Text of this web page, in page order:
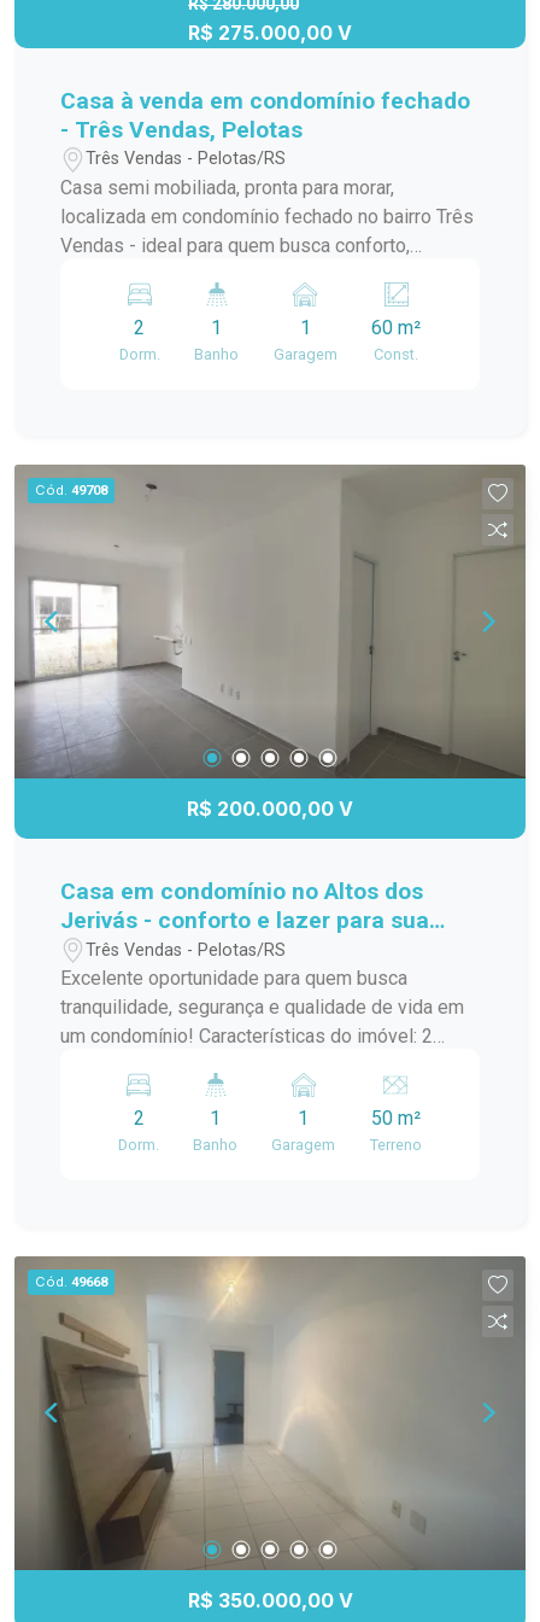
R$ 275.000,00 V
Casa à venda em condomínio fechado
- Três Vendas, Pelotas
Três Vendas - Pelotas/RS
Casa semi mobiliada, pronta para morar,
localizada em condomínio fechado no bairro Três
Vendas - ideal para quem busca conforto,
Características do imóvel: 2 dormitórios Sala e
cozinha integradas Banheiro social Pátio
privativo Vaga de estacionamento Churrasqueira
ambientes Condomínio com segurança, portaria e
área de lazer Excelente opção tanto para moradia
mais informações e agende uma visita!
2
Dorm.
1
Banho
1
Garagem
60 m²
Const.
Cód. 49708
R$ 200.000,00 V
Casa em condomínio no Altos dos
Jerivás - conforto e lazer para sua
família.
Três Vendas - Pelotas/RS
Excelente oportunidade para quem busca
tranquilidade, segurança e qualidade de vida em
um condomínio! Características do imóvel: 2
Cozinha funcional Área de serviço Diferencial:
Piscina, ideal para momentos de lazer e
descanso Localizada no condomínio Altos de
agende sua visita. Venha conhecer seu novo lar!
2
Dorm.
1
Banho
1
Garagem
50 m²
Terreno
Cód. 49668
R$ 350.000,00 V